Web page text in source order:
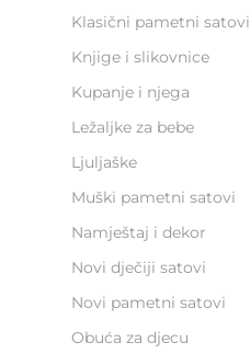
Klasični pametni satovi
Knjige i slikovnice
Kupanje i njega
Ležaljke za bebe
Ljuljaške
Muški pametni satovi
Namještaj i dekor
Novi dječiji satovi
Novi pametni satovi
Obuća za djecu